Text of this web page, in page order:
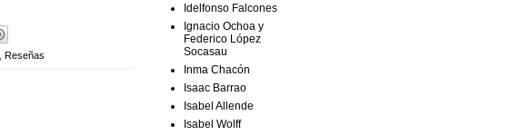
Reseñas
Idelfonso Falcones
Ignacio Ochoa y
Federico López
Socasau
Inma Chacón
Isaac Barrao
Isabel Allende
Isabel Wolff